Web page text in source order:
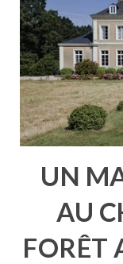
UN
AU
FORÊT